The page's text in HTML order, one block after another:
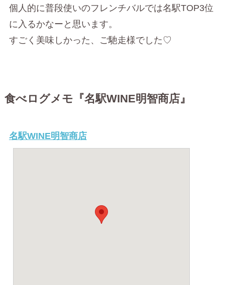
個人的に普段使いのフレンチバルでは名駅TOP3位
に入るかなーと思います。
すごく美味しかった、ご馳走様でした♡
食べログメモ『名駅WINE明智商店』
名駅WINE明智商店